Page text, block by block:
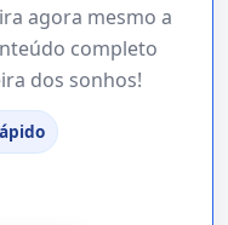
agora mesmo a
completo
dos sonhos!